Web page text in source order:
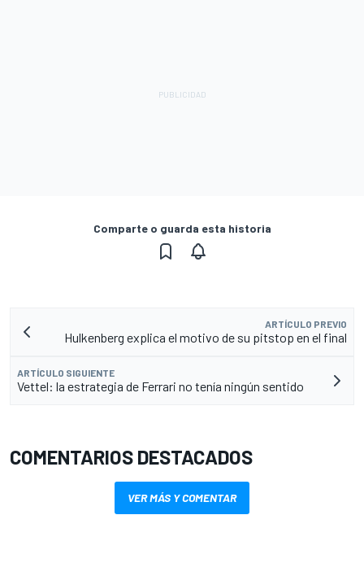
Comparte o guarda esta historia
ARTÍCULO PREVIO
Hulkenberg explica el motivo de su pitstop en el final
ARTÍCULO SIGUIENTE
Vettel: la estrategia de Ferrari no tenía ningún sentido
COMENTARIOS DESTACADOS
VER MÁS Y COMENTAR